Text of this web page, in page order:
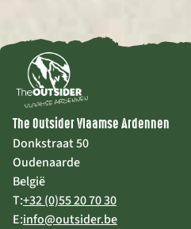
The Outsider Vlaamse Ardennen
Donkstraat 50
Oudenaarde
België
T:+32 (0)55 20 70 30
E:info@outsider.be